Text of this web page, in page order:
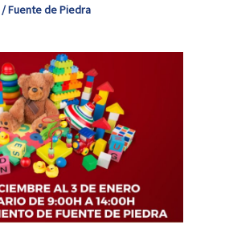
/Fuente de Piedra